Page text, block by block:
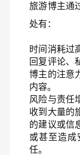
旅游博主通
处有：
时间消耗过
回复评论、
博主的注意
内容。
风险与责任
收到大量的
的建议或信
或甚至造
任。